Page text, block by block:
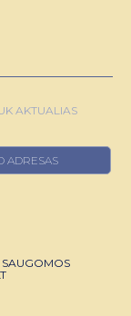
AKTUALIAS